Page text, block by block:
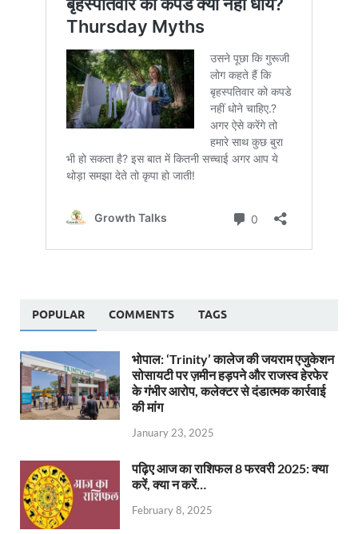
POPULAR COMMENTS TAGS
भोपाल: ‘Trinity’ कालेज की जयराम एजुकेशन
सोसायटी पर ज़मीन हड़पने और राजस्व हेरफेर
के गंभीर आरोप, कलेक्टर से दंडात्मक कार्रवाई
की मांग
January 23, 2025
पढ़िए आज का राशिफल 8 फरवरी 2025: क्या
करें, क्या न करें…
February 8, 2025